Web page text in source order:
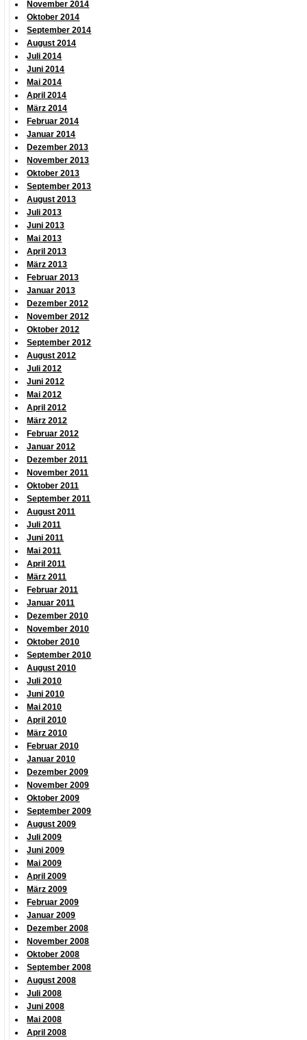
November 2014
Oktober 2014
September 2014
August 2014
Juli 2014
Juni 2014
Mai 2014
April 2014
März 2014
Februar 2014
Januar 2014
Dezember 2013
November 2013
Oktober 2013
September 2013
August 2013
Juli 2013
Juni 2013
Mai 2013
April 2013
März 2013
Februar 2013
Januar 2013
Dezember 2012
November 2012
Oktober 2012
September 2012
August 2012
Juli 2012
Juni 2012
Mai 2012
April 2012
März 2012
Februar 2012
Januar 2012
Dezember 2011
November 2011
Oktober 2011
September 2011
August 2011
Juli 2011
Juni 2011
Mai 2011
April 2011
März 2011
Februar 2011
Januar 2011
Dezember 2010
November 2010
Oktober 2010
September 2010
August 2010
Juli 2010
Juni 2010
Mai 2010
April 2010
März 2010
Februar 2010
Januar 2010
Dezember 2009
November 2009
Oktober 2009
September 2009
August 2009
Juli 2009
Juni 2009
Mai 2009
April 2009
März 2009
Februar 2009
Januar 2009
Dezember 2008
November 2008
Oktober 2008
September 2008
August 2008
Juli 2008
Juni 2008
Mai 2008
April 2008